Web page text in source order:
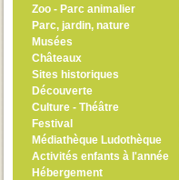
Zoo - Parc animalier
Parc, jardin, nature
Musées
Châteaux
Sites historiques
Découverte
Culture - Théâtre
Festival
Médiathèque Ludothèque
Activités enfants à l'année
Hébergement